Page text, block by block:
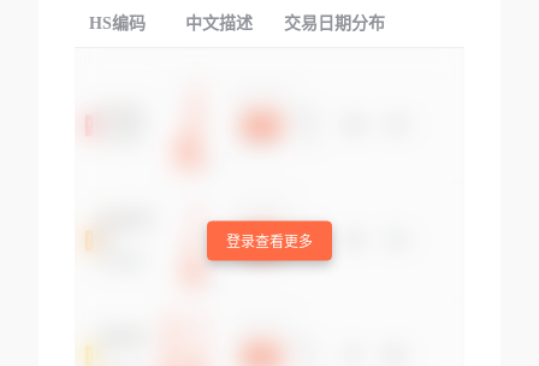
HS编码 中文描述 交易日期分布
登录查看更多